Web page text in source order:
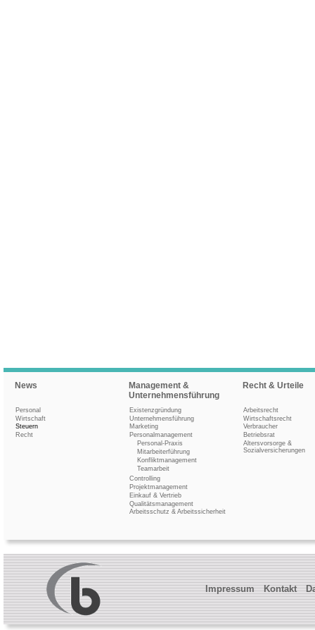
News
Personal
Wirtschaft
Steuern
Recht
Management &
Unternehmensführung
Existenzgründung
Unternehmensführung
Marketing
Personalmanagement
Personal-Praxis
Mitarbeiterführung
Konfliktmanagement
Teamarbeit
Controlling
Projektmanagement
Einkauf & Vertrieb
Qualitätsmanagement
Arbeitsschutz & Arbeitssicherheit
Recht & Urteile
Arbeitsrecht
Wirtschaftsrecht
Verbraucher
Betriebsrat
Altersvorsorge &
Sozialversicherungen
Impressum Kontakt